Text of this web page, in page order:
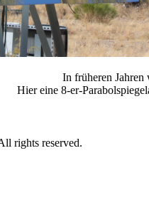
In früheren Jahren
Hier eine 8-er-
rights reserved.